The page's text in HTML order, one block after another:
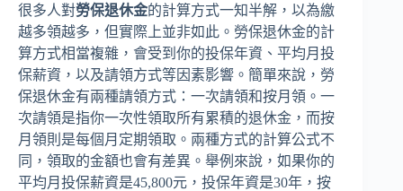
很多人對勞保退休金的計算方式一知半解，以為繳
越多領越多，但實際上並非如此。勞保退休金的計
算方式相當複雜，會受到你的投保年資、平均月投
保薪資，以及請領方式等因素影響。簡單來說，勞
保退休金有兩種請領方式：一次請領和按月領。一
次請領是指你一次性領取所有累積的退休金，而按
月領則是每個月定期領取。兩種方式的計算公式不
同，領取的金額也會有差異。舉例來說，如果你的
平均月投保薪資是45,800元，投保年資是30年，按